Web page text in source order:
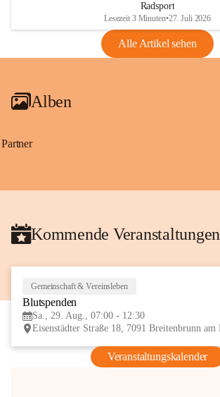
VBl. EU Nr. 18_2026
Radsport
Lesezeit 3 Minuten•27. Juli 2026
Alle Artikel sehen
Alben
Partner
Kommende Veranstaltungen
Gemeinschaft & Vereinsleben
Blutspenden
Sa., 29. Aug., 07:00 - 12:30
Veranstaltungskalender